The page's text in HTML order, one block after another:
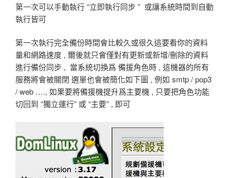
第一次可以手動執行 “立即執行同步 ” 或讓系統時間到自動
執行皆可
第一次執行完全備份時間會比較久或很久這要看你的資料
量和網路速度 , 爾後就只會僅對有更新或新增/刪除的資料
進行備份同步 , 當系統切換爲 備援角色時 , 這機器的所有
服務將會被關閉 選單也會被簡化如下圖 , 例如 smtp / pop3
/ web …., 如果要將備援機提升爲主要機 , 只要把角色功能
切回到 “獨立運行” 或 “主要” , 即可